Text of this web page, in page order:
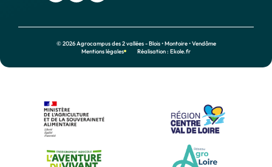
© 2026 Agrocampus des 2 vallées - Blois • Montoire • Vendôme
Mentions légales
Réalisation : Ekole.fr